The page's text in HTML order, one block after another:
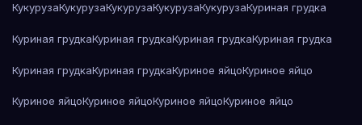
КукурузаКукурузаКукурузаКукурузаКукурузаКуриная грудка
Куриная грудкаКуриная грудкаКуриная грудкаКуриная грудка
Куриная грудкаКуриная грудкаКуриное яйцоКуриное яйцо
Куриное яйцоКуриное яйцоКуриное яйцоКуриное яйцо